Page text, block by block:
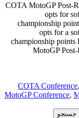
COTA MotoGP Post-
opts for
championship
opts for a
championship points
MotoGP
COTA Conference,
MotoGP Conference,